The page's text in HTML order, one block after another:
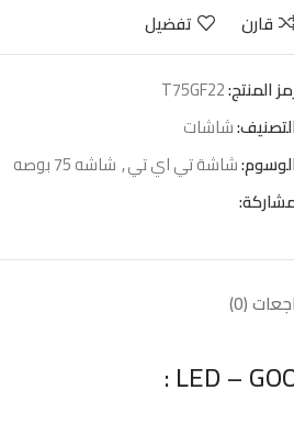
قارن تفضيل
المنتج:T75GF22
التصنيف:شاشات
الوسوم:شاشة تي اي تي, شاشه 75 بوصه
(0)